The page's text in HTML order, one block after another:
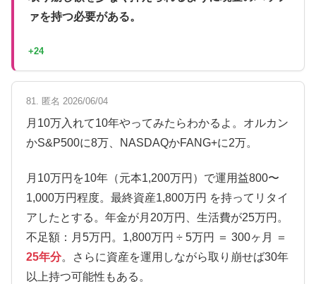
ァを持つ必要がある。
+24
81. 匿名 2026/06/04
月10万入れて10年やってみたらわかるよ。オルカン
かS&P500に8万、NASDAQかFANG+に2万。
月10万円を10年（元本1,200万円）で運用益800〜
1,000万円程度。最終資産1,800万円 を持ってリタイ
アしたとする。年金が月20万円、生活費が25万円。
不足額：月5万円。1,800万円 ÷ 5万円 ＝ 300ヶ月 ＝
25年分。さらに資産を運用しながら取り崩せば30年
以上持つ可能性もある。